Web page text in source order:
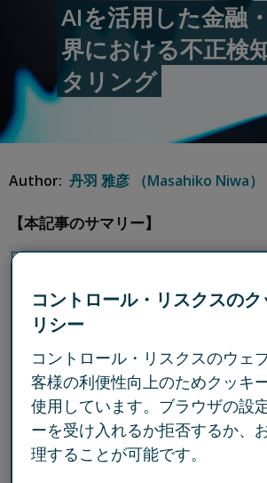
AIを活用した金融
界における不正検
タリング
Author: 丹羽 雅彦 （Masahiko Niwa）
【本記事のサマリー】
て、年間収益の約11%に相当する損失
る。
ており、複雑かつ多岐にわたるコン
題に直面している。
潜在的な不正リスクを効果的に検知
ンス体制を強化するためには、AIを
の活用が重要。
コントロール・リスクスの
リシー
コントロール・リスクスのウェ
客様の利便性向上のためクッキ
使用しています。ブラウザの設
ーを受け入れるか拒否するか、
理することが可能です。